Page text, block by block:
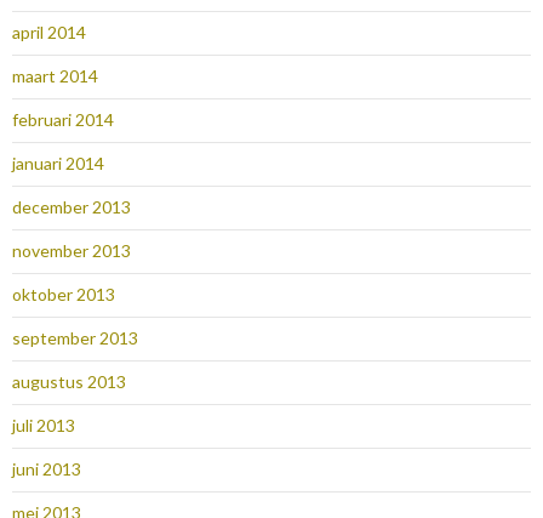
april 2014
maart 2014
februari 2014
januari 2014
december 2013
november 2013
oktober 2013
september 2013
augustus 2013
juli 2013
juni 2013
mei 2013